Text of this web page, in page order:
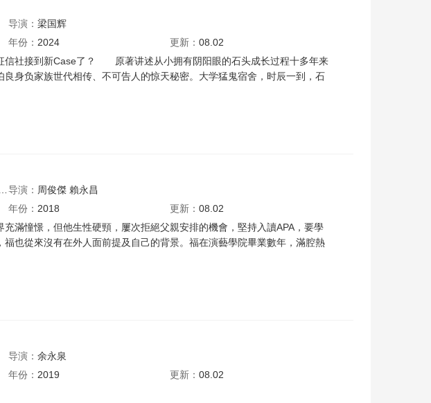
导演： 梁国辉
年份： 2024 更新： 08.02
信社接到新Case了？ 原著讲述从小拥有阴阳眼的石头成长过程十多年来
身负家族世代相传、不可告人的惊天秘密。大学猛鬼宿舍，时辰一到，石
赵咏瑶 李骏杰 邱傲然 吴保锜
导演： 周俊傑 賴永昌
年份： 2018 更新： 08.02
滿憧憬，但他生性硬頸，屢次拒絕父親安排的機會，堅持入讀APA，要學
也從來沒有在外人面前提及自己的背景。福在演藝學院畢業數年，滿腔熱
李紫僖 黃湛深
导演： 余永泉
年份： 2019 更新： 08.02